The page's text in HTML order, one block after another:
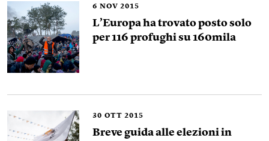
6 NOV 2015
L’Europa ha trovato posto solo
per 116 profughi su 160mila
30 OTT 2015
Breve guida alle elezioni in